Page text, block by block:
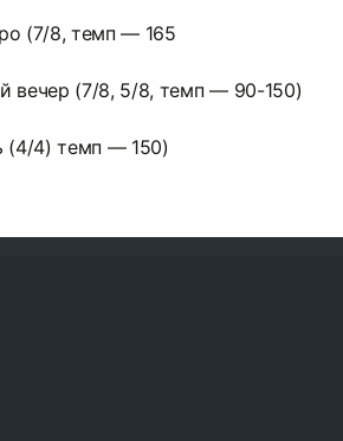
(7/8, темп — 165
вечер (7/8, 5/8, темп — 90-150)
(4/4) темп — 150)